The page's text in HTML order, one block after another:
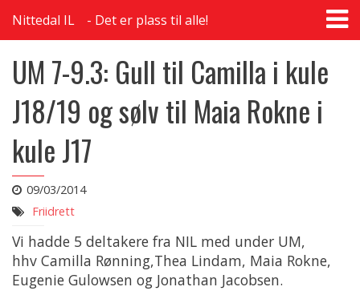
Nittedal IL Det er plass til alle!
UM 7-9.3: Gull til Camilla i kule
J18/19 og sølv til Maia Rokne i
kule J17
09/03/2014
Friidrett
Vi hadde 5 deltakere fra NIL med under UM,
hhv Camilla Rønning,Thea Lindam, Maia Rokne,
Eugenie Gulowsen og Jonathan Jacobsen.